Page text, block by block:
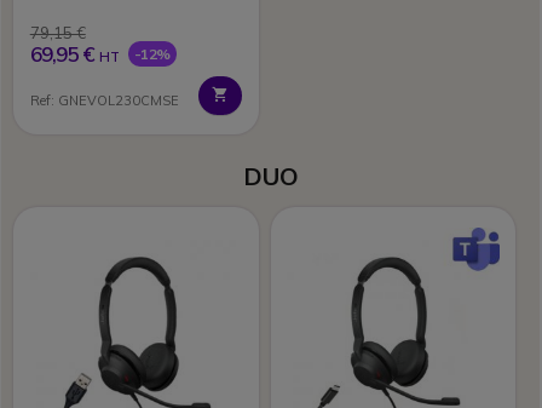
79,15 €
69,95 € HT -12%
Ref: GNEVOL230CMSE
DUO